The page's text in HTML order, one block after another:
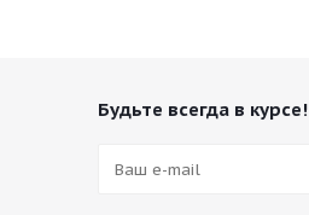
Будьте всегда в курсе!